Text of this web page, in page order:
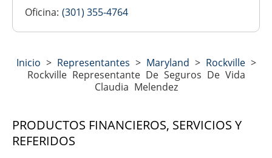
Oficina: (301) 355-4764
Inicio > Representantes > Maryland > Rockville>
Rockville Representante De Seguros De Vida
Claudia Melendez
PRODUCTOS FINANCIEROS, SERVICIOS Y
REFERIDOS